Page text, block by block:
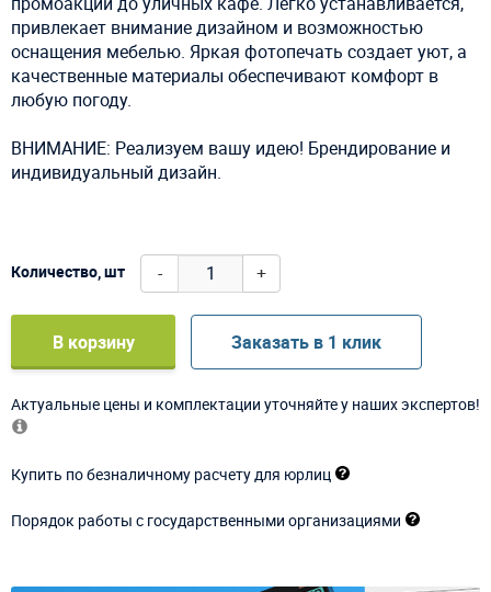
привлекает внимание дизайном и возможностью
оснащения мебелью. Яркая фотопечать создает уют, а
качественные материалы обеспечивают комфорт в
любую погоду.
ВНИМАНИЕ: Реализуем вашу идею! Брендирование и
индивидуальный дизайн.
Количество, шт - +
В корзину Заказать в 1 клик
Актуальные цены и комплектации уточняйте у наших экспертов!
Купить по безналичному расчету для юрлиц
Порядок работы с государственными организациями